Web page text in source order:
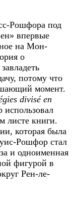
Рошфора под
впервые
на Мон-
о
потому что
момент.
divisé en
листе книги.
которая была
Рошфор стал
и одноименная
фигурой в
Рен-ле-